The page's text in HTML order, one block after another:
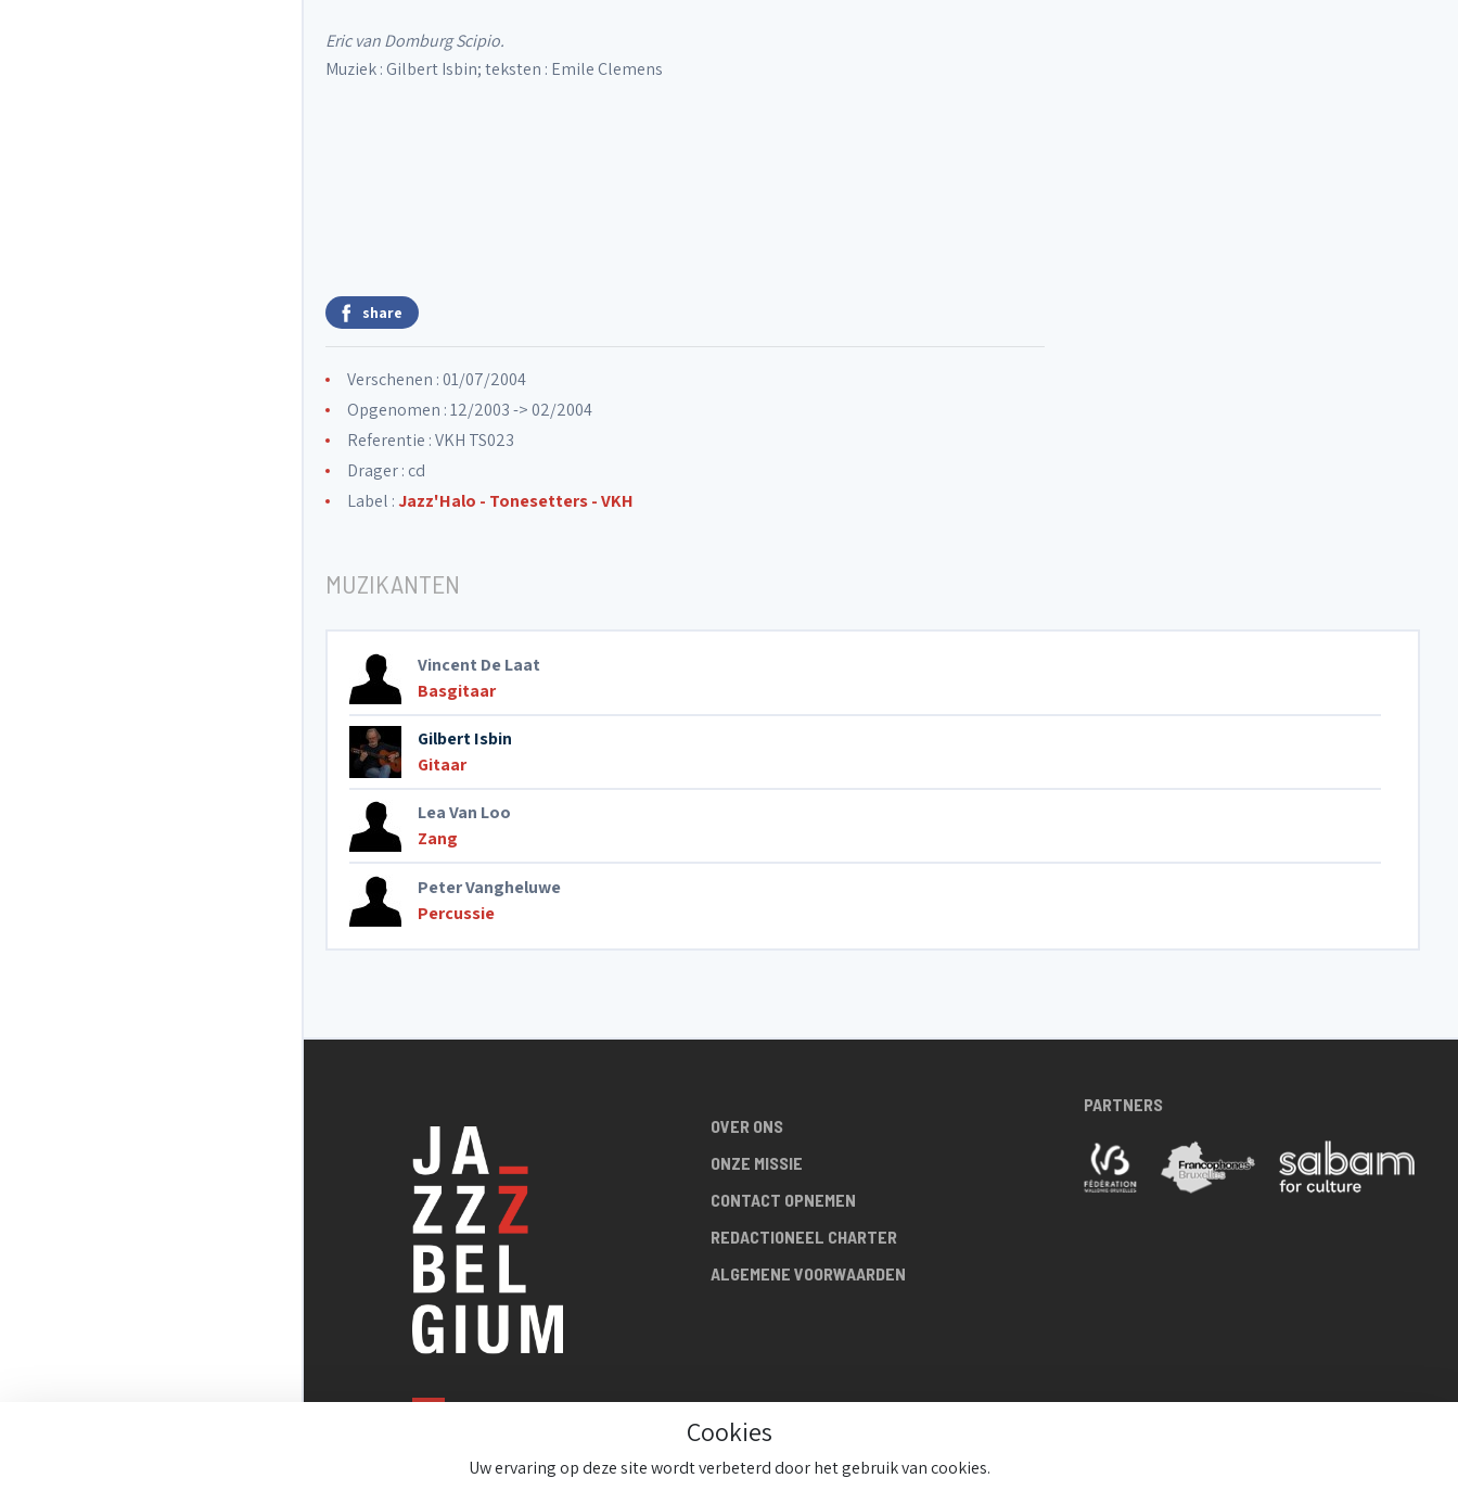
Eric van Domburg Scipio.
Muziek : Gilbert Isbin; teksten : Emile Clemens
share
Verschenen : 01/07/2004
Opgenomen : 12/2003 -> 02/2004
Referentie : VKH TS023
Drager : cd
Label :Jazz'Halo - Tonesetters - VKH
MUZIKANTEN
Vincent De Laat
Basgitaar
Gilbert Isbin
Gitaar
Lea Van Loo
Zang
Peter Vangheluwe
Percussie
BELGISCHE
OVER ONS
ONZE MISSIE
CONTACT OPNEMEN
REDACTIONEEL CHARTER
ALGEMENE VOORWAARDEN
PARTNERS
Cookies
Uw ervaring op deze site wordt verbeterd door het gebruik van cookies.